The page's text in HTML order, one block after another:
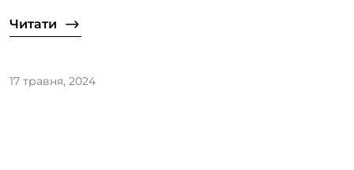
Читати
17 травня, 2024